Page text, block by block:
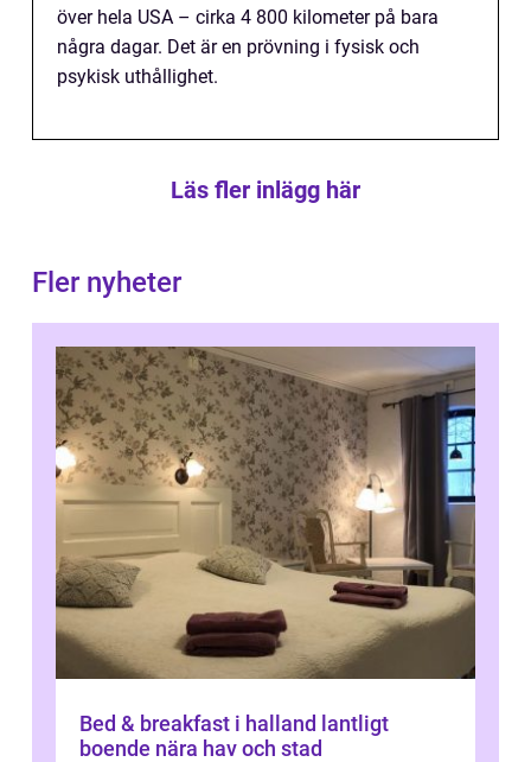
över hela USA – cirka 4 800 kilometer på bara
några dagar. Det är en prövning i fysisk och
psykisk uthållighet.
Läs fler inlägg här
Fler nyheter
Bed & breakfast i halland lantligt
boende nära hav och stad